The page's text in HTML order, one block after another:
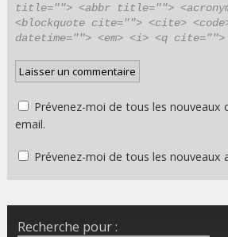
title=""> <abbr title="">
<blockquote cite=""> <cite>
datetime=""> <em> <i> <q
Prévenez-moi de tous les nouveaux
email.
Prévenez-moi de tous les nouveaux
Recherche pour :